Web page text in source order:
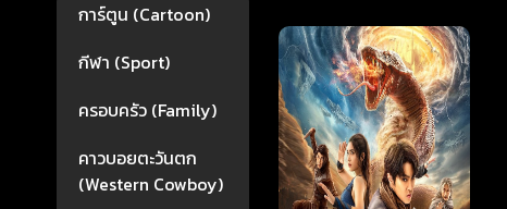
การ์ตูน (Cartoon)
กีฬา (Sport)
ครอบครัว (Family)
คาวบอยตะวันตก
(Western Cowboy)